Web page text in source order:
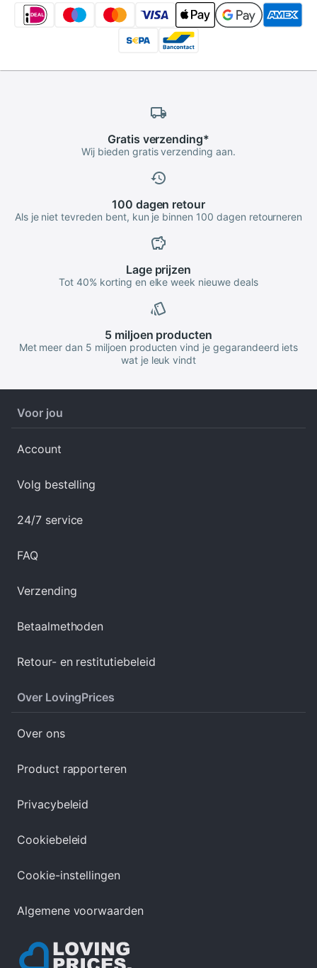
Gratis verzending*
Wij bieden gratis verzending aan.
100 dagen retour
Als je niet tevreden bent, kun je binnen 100 dagen retourneren
Lageprijzen
Tot 40% korting en elke week nieuwe deals
5 miljoen producten
Met meer dan 5 miljoen producten vind je gegarandeerd iets
wat je leuk vindt
Voor jou
Account
Volg bestelling
24/7 service
FAQ
Verzending
Betaalmethoden
Retour- en restitutiebeleid
Over LovingPrices
Over ons
Product rapporteren
Privacybeleid
Cookiebeleid
Cookie-instellingen
Algemene voorwaarden